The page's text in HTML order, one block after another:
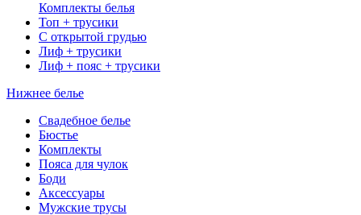
Комплекты белья
Топ + трусики
С открытой грудью
Лиф + трусики
Лиф + пояс + трусики
Нижнее белье
Свадебное белье
Бюстье
Комплекты
Пояса для чулок
Боди
Аксессуары
Мужские трусы